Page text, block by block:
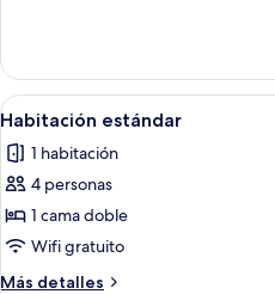
estándar
Abrir
todas
las
fotos
de
Habitación
estándar
5
Habitación estándar
1 habitación
4 personas
1 cama doble
Wifi gratuito
Más detalles
Más